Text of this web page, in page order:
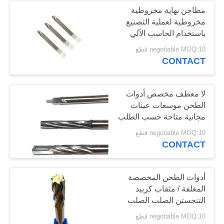
لقم الثقب كربيد
التنغستن
13
مطحنة نهاية HSS
10
مطاحن نهاية مخروطية
مخروطية لعملية التصنيع
باستخدام الحاسب الآلي
حجم مخصص قطع عالية
السرعة
negotiable MOQ:10 قطع
CONTACT
لا معطف مخصص أدوات
الطحن موسعات عينات
مجانية متاحة حسب الطلب
negotiable MOQ:10 قطع
CONTACT
أدوات الطحن المخصصة
المغلفة / مثقاب كربيد
التنجستن الصلب الصلب
OEM
negotiable MOQ:10 قطع